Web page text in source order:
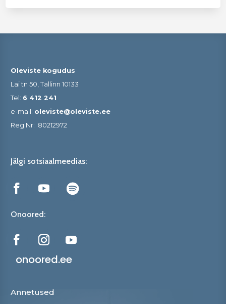
Oleviste kogudus
Lai tn 50, Tallinn 10133
Tel: 6 412 241
e-mail: oleviste@oleviste.ee
Reg.Nr: 80212972
Jälgi sotsiaalmeedias:
Onoored:
onoored.ee
Annetused